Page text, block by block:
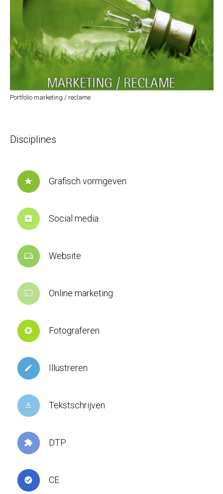
Portfolio marketing / reclame
Disciplines
star Grafisch vormgeven
add_box Social media
devices Website
cast Online marketing
camera Fotograferen
create Illustreren
text_format Tekstschrijven
extension DTP
check_circle CE